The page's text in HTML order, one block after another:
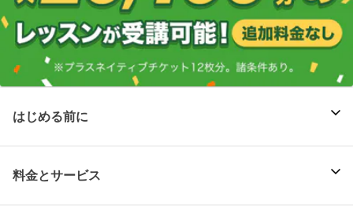
はじめる前に
料金とサービス